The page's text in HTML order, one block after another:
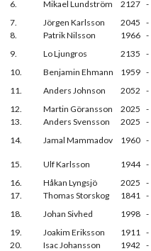
6. Mikael Lundström 2127 -
7.
Jörgen Karlsson 2045 -
8.
Patrik Nilsson 1966 -
9.
Lo Ljungros 2135 -
10.
Benjamin Ehmann 1959 -
11.
Anders Johnson 2052 -
12.
Martin Göransson 2025 -
13.
Anders Svensson 2025 -
14.
Jamal Mammadov 1960 -
15. Ulf Karlsson 1944 -
16.
Håkan Lyngsjö 2025 -
17.
Thomas Storskog 1841 -
18.
Johan Sivhed 1998 -
19.
Joakim Eriksson 1911 -
20.
Isac Johansson 1942 -